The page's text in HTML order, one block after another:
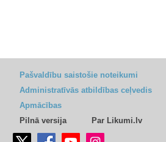
Pašvaldību saistošie noteikumi
Administratīvās atbildības ceļvedis
Apmācības
Pilnā versija
Par Likumi.lv